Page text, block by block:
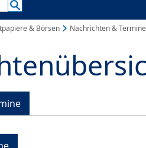
& Börsen Nachrichten & Termine